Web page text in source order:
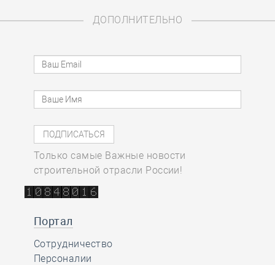
ДОПОЛНИТЕЛЬНО
Только самые Важные новости
строительной отрасли России!
Портал
Сотрудничество
Персоналии